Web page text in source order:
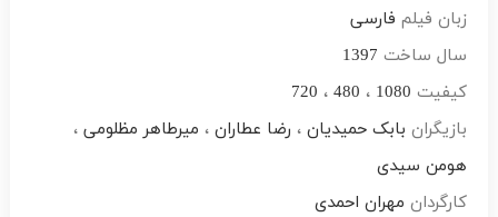
زبان فیلم فارسی
سال ساخت 1397
کیفیت 1080 ، 480 ، 720
بازیگران بابک حمیدیان ، رضا عطاران ، میرطاهر مظلومی ،
هومن سیدی
کارگردان مهران احمدی